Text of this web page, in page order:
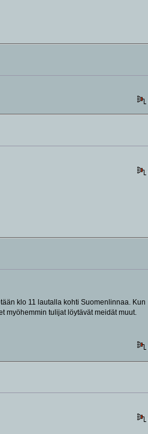
klo 11 lautalla kohti Suomenlinnaa. Kun
myöhemmin tulijat löytävät meidät muut.